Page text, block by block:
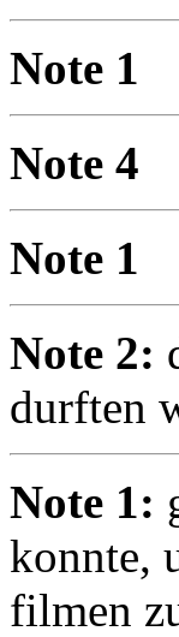
Note 1
Note 4
Note 1
Note 2:
durften
Note 1:
konnte,
filmen